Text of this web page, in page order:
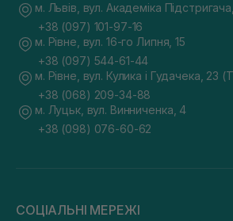
м. Львів, вул. Академіка
+38 (097) 101-97-16
м. Рівне, вул. 16-го Липня, 15
+38 (097) 544-61-44
м. Рівне, вул. Кулика і Гудачека, 23
+38 (068) 209-34-88
м. Луцьк, вул. Винниченка, 4
+38 (098) 076-60-62
СОЦІАЛЬНІ МЕРЕЖІ